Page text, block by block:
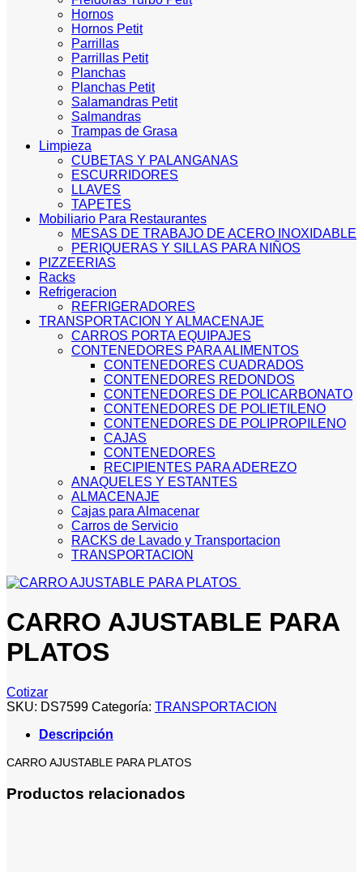
Hornos
Hornos Petit
Parrillas
Parrillas Petit
Planchas
Planchas Petit
Salamandras Petit
Salmandras
Trampas de Grasa
Limpieza
CUBETAS Y PALANGANAS
ESCURRIDORES
LLAVES
TAPETES
Mobiliario Para Restaurantes
MESAS DE TRABAJO DE ACERO INOXIDABLE
PERIQUERAS Y SILLAS PARA NIÑOS
PIZZEERIAS
Racks
Refrigeracion
REFRIGERADORES
TRANSPORTACION Y ALMACENAJE
CARROS PORTA EQUIPAJES
CONTENEDORES PARA ALIMENTOS
CONTENEDORES CUADRADOS
CONTENEDORES REDONDOS
CONTENEDORES DE POLICARBONATO
CONTENEDORES DE POLIETILENO
CONTENEDORES DE POLIPROPILENO
CAJAS
CONTENEDORES
RECIPIENTES PARA ADEREZO
ANAQUELES Y ESTANTES
ALMACENAJE
Cajas para Almacenar
Carros de Servicio
RACKS de Lavado y Transportacion
TRANSPORTACION
CARRO AJUSTABLE PARA
PLATOS
Cotizar
SKU: DS7599 Categoría: TRANSPORTACION
Descripción
CARRO AJUSTABLE PARA PLATOS
Productos relacionados